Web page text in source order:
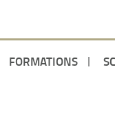
FORMATIONS